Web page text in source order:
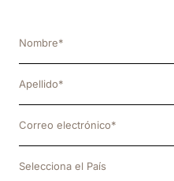
Selecciona el País